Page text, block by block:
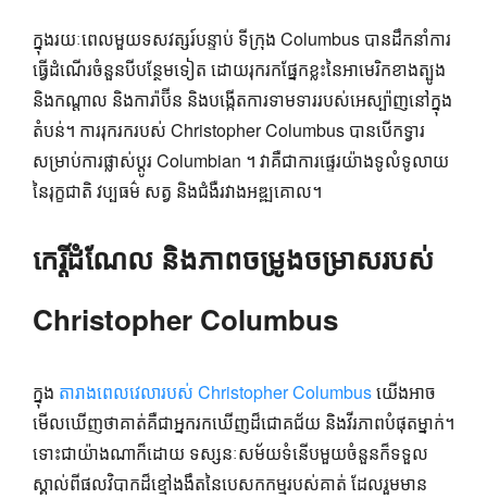
ក្នុងរយៈពេលមួយទសវត្សរ៍បន្ទាប់ ទីក្រុង Columbus បានដឹកនាំការ
ធ្វើដំណើរចំនួនបីបន្ថែមទៀត ដោយរុករកផ្នែកខ្លះនៃអាមេរិកខាងត្បូង
និងកណ្តាល និងការ៉ាប៊ីន និងបង្កើតការទាមទាររបស់អេស្ប៉ាញនៅក្នុង
តំបន់។ ការរុករករបស់ Christopher Columbus បានបើកទ្វារ
សម្រាប់ការផ្លាស់ប្តូរ Columbian ។ វាគឺជាការផ្ទេរយ៉ាងទូលំទូលាយ
នៃរុក្ខជាតិ វប្បធម៌ សត្វ និងជំងឺរវាងអឌ្ឍគោល។
កេរ្តិ៍ដំណែល និងភាពចម្រូងចម្រាសរបស់
Christopher Columbus
ក្នុង តារាងពេលវេលារបស់ Christopher Columbusយើងអាច
មើលឃើញថាគាត់គឺជាអ្នករកឃើញដ៏ជោគជ័យ និងវីរភាពបំផុតម្នាក់។
ទោះជាយ៉ាងណាក៏ដោយ ទស្សនៈសម័យទំនើបមួយចំនួនក៏ទទួល
ស្គាល់ពីផលវិបាកដ៏ខ្មៅងងឹតនៃបេសកកម្មរបស់គាត់ ដែលរួមមាន